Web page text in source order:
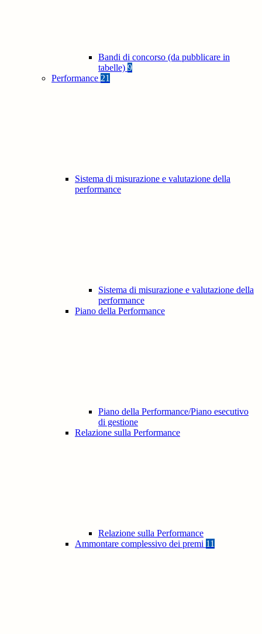
Bandi di concorso (da pubblicare in
tabelle) 9
Performance 21
Sistema di misurazione e valutazione della
performance
Sistema di misurazione e valutazione della
performance
Piano della Performance
Piano della Performance/Piano esecutivo
di gestione
Relazione sulla Performance
Relazione sulla Performance
Ammontare complessivo dei premi 11